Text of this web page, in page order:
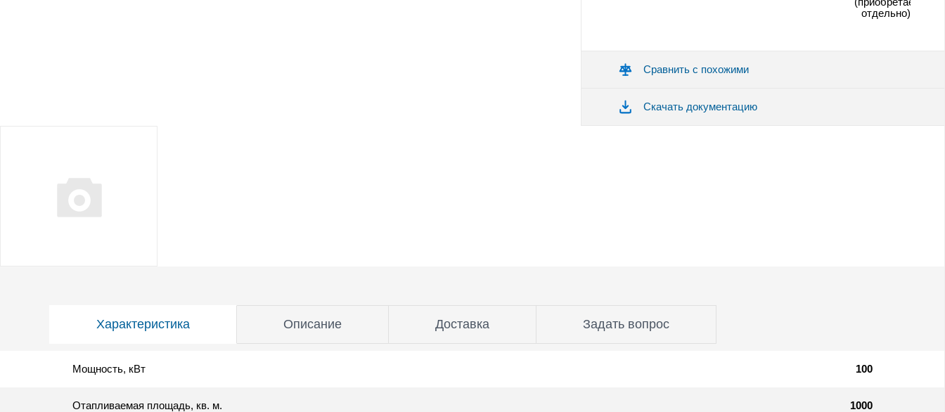
отдельно)
Сравнить с похожими
Скачать документацию
Характеристика Описание Доставка Задать вопрос
Мощность, кВт 100
Отапливаемая площадь, кв. м. 1000